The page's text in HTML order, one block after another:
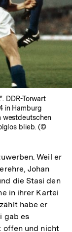
DDR-Torwart
in Hamburg
westdeutschen
blieb. (©
Weil er
Johan
die Stasi den
in ihrer Kartei
habe er
gab es
offen und nicht